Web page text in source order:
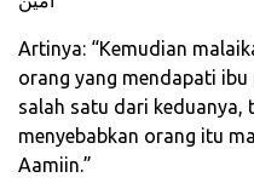
Artinya: “Kemudian
orang yang mendapati
salah satu dari keduanya,
menyebabkan orang itu
Aamiin.”